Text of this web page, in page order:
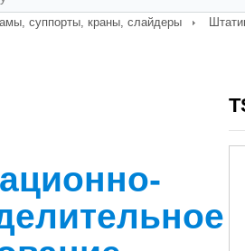
суппорты, краны, слайдеры